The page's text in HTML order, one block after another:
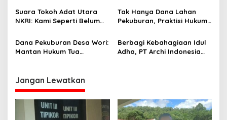
s
Semua Pejabat
Apresiasi Ketegasan
Presiden Prabowo
Suara Tokoh Adat Utara
NKRI: Kami Seperti Belum
Tak Hanya Dana Lahan
Pekuburan, Praktisi Hukum
Tuntas Dugaan Korupsi
Stunting Desa Wori
Dana Pekuburan Desa Wori:
Mantan Hukum Tua
Berbagi Kebahagiaan Idul
Adha, PT Archi Indonesia
Jangan Lewatkan